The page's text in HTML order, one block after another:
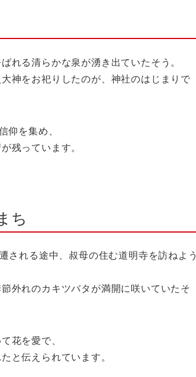
れる清らかな泉が湧き出ていたそう。
神をお祀りしたのが、神社のはじまりで
仰を集め、
残っています。
ち
される途中、叔母の住む道明寺を訪ねよう
外れのカキツバタが満開に咲いていたそ
花を愛で、
と伝えられています。